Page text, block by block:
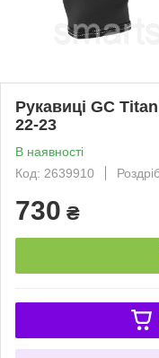
Рукавиці GC
22-23
В наявності
Код: 2639910
730 ₴